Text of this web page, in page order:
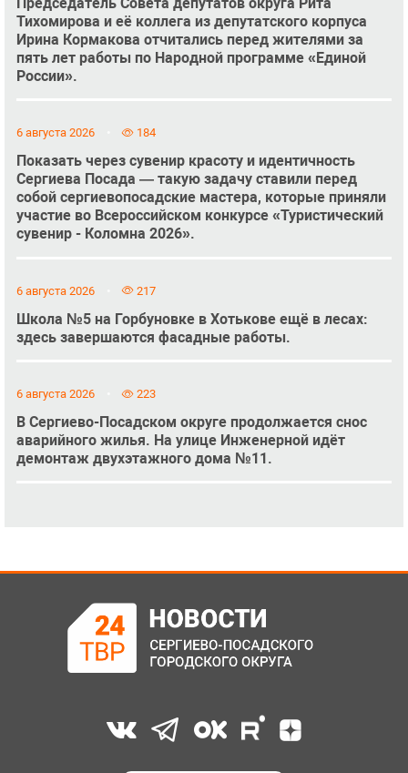
Тихомирова и её коллега из депутатского корпуса
Ирина Кормакова отчитались перед жителями за
пять лет работы по Народной программе «Единой
России».
6 августа 2026 184
Показать через сувенир красоту и идентичность
Сергиева Посада — такую задачу ставили перед
собой сергиевопосадские мастера, которые приняли
участие во Всероссийском конкурсе «Туристический
сувенир - Коломна 2026».
6 августа 2026 217
Школа №5 на Горбуновке в Хотькове ещё в лесах:
здесь завершаются фасадные работы.
6 августа 2026 223
В Сергиево-Посадском округе продолжается снос
аварийного жилья. На улице Инженерной идёт
демонтаж двухэтажного дома №11.